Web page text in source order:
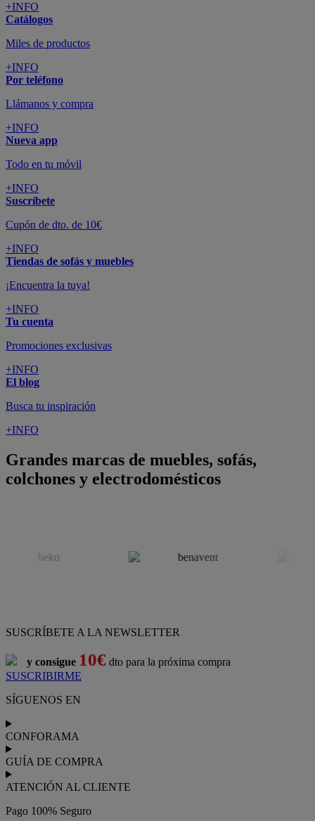
+INFO
Catálogos
Miles de productos
+INFO
Por teléfono
Llámanos y compra
+INFO
Nueva app
Todo en tu móvil
+INFO
Suscríbete
Cupón de dto. de 10€
+INFO
Tiendas de sofás y muebles
¡Encuentra la tuya!
+INFO
Tu cuenta
Promociones exclusivas
+INFO
El blog
Busca tu inspiración
+INFO
Grandes marcas de muebles, sofás,
colchones y electrodomésticos
SUSCRÍBETE A LA NEWSLETTER
y consigue 10€ dto para la próxima compra
SUSCRIBIRME
SÍGUENOS EN
CONFORAMA
GUÍA DE COMPRA
ATENCIÓN AL CLIENTE
Pago 100% Seguro